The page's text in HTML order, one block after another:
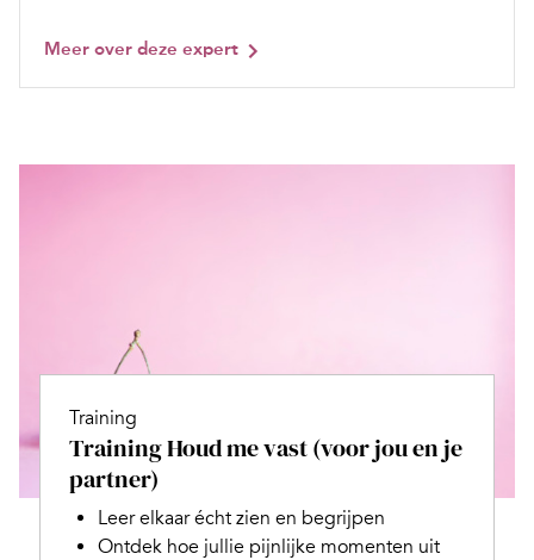
Meer over deze expert
Training
Training Houd me vast (voor jou en je
partner)
Leer elkaar écht zien en begrijpen
Ontdek hoe jullie pijnlijke momenten uit